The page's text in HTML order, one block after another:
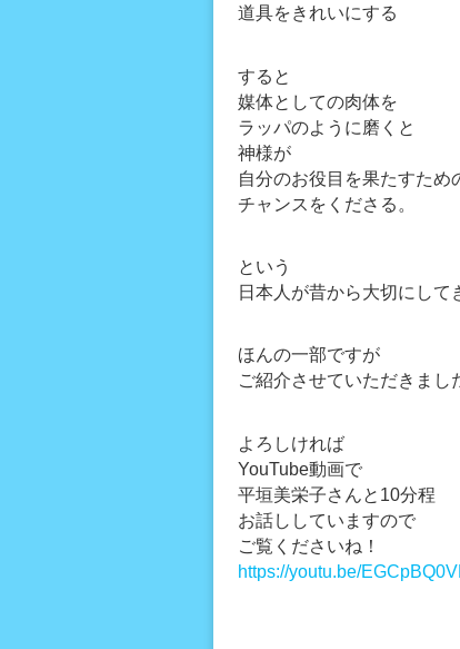
道具をきれいにする
すると
媒体としての肉体を
ラッパのように磨くと
神様が
自分のお役目を果たすため
チャンスをくださる。
という
日本人が昔から大切にして
ほんの一部ですが
ご紹介させていただきまし
よろしければ
YouTube動画で
平垣美栄子さんと10分程
お話ししていますので
ご覧くださいね！
https://youtu.be/